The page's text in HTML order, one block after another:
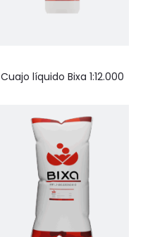
Cuajo líquido Bixa 1:12.000